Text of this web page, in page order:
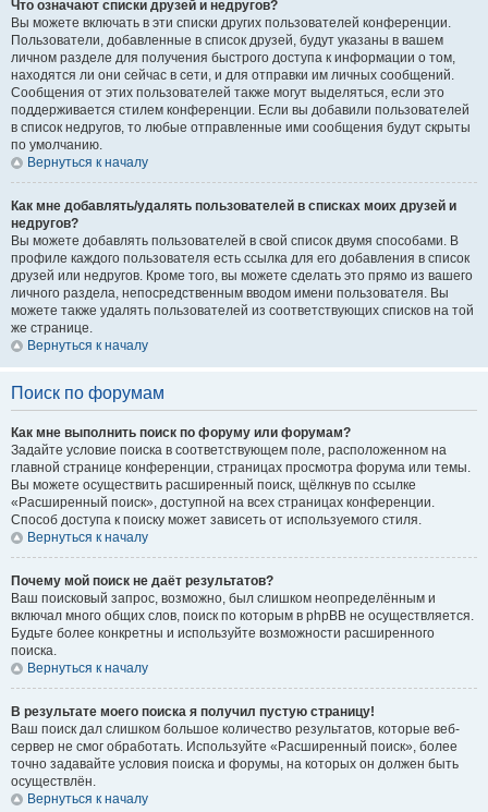
Что означают списки друзей и недругов?
Вы можете включать в эти списки других пользователей конференции.
Пользователи, добавленные в список друзей, будут указаны в вашем
личном разделе для получения быстрого доступа к информации о том,
находятся ли они сейчас в сети, и для отправки им личных сообщений.
Сообщения от этих пользователей также могут выделяться, если это
поддерживается стилем конференции. Если вы добавили пользователей
в список недругов, то любые отправленные ими сообщения будут скрыты
по умолчанию.
Вернуться к началу
Как мне добавлять/удалять пользователей в списках моих друзей и
недругов?
Вы можете добавлять пользователей в свой список двумя способами. В
профиле каждого пользователя есть ссылка для его добавления в список
друзей или недругов. Кроме того, вы можете сделать это прямо из вашего
личного раздела, непосредственным вводом имени пользователя. Вы
можете также удалять пользователей из соответствующих списков на той
же странице.
Вернуться к началу
Поиск по форумам
Как мне выполнить поиск по форуму или форумам?
Задайте условие поиска в соответствующем поле, расположенном на
главной странице конференции, страницах просмотра форума или темы.
Вы можете осуществить расширенный поиск, щёлкнув по ссылке
«Расширенный поиск», доступной на всех страницах конференции.
Способ доступа к поиску может зависеть от используемого стиля.
Вернуться к началу
Почему мой поиск не даёт результатов?
Ваш поисковый запрос, возможно, был слишком неопределённым и
включал много общих слов, поиск по которым в phpBB не осуществляется.
Будьте более конкретны и используйте возможности расширенного
поиска.
Вернуться к началу
В результате моего поиска я получил пустую страницу!
Ваш поиск дал слишком большое количество результатов, которые веб-
сервер не смог обработать. Используйте «Расширенный поиск», более
точно задавайте условия поиска и форумы, на которых он должен быть
осуществлён.
Вернуться к началу